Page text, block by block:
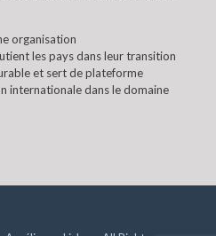
organisation
les pays dans leur transition
et sert de plateforme
internationale dans le domaine